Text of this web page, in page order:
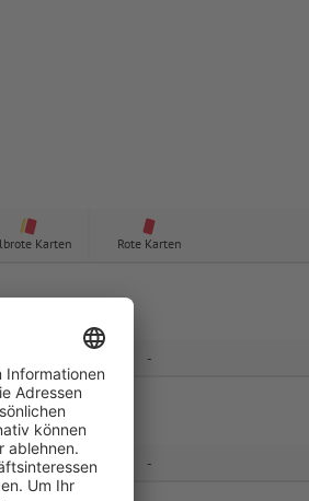
Karten Rote Karten
-
- -